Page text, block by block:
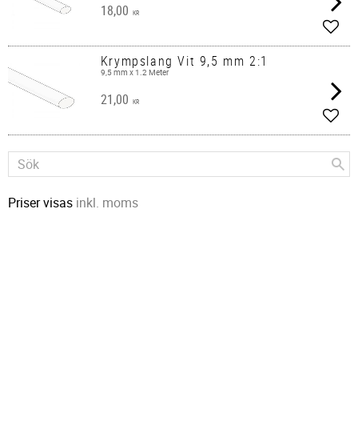
18,00 KR
Krympslang Vit 9,5 mm 2:1
9,5 mm x 1.2 Meter
21,00 KR
Priser visas inkl. moms